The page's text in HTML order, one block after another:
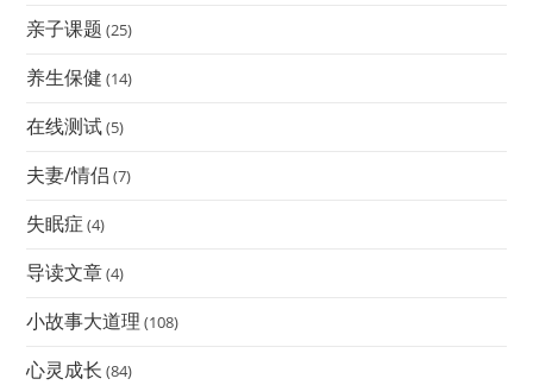
亲子课题 (25)
养生保健 (14)
在线测试(5)
夫妻/情侣 (7)
失眠症 (4)
导读文章(4)
小故事大道理 (108)
心灵成长 (84)